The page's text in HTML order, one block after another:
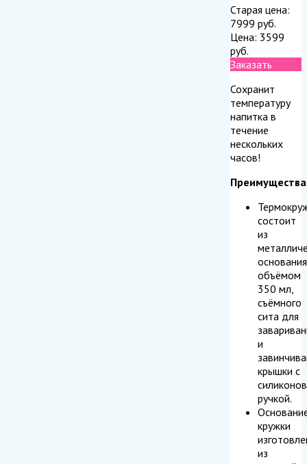
Старая цена:
7999 руб.
Цена: 3599
руб.
Заказать
Сохранит
температуру
напитка в
течение
нескольких
часов!
Преимущества
состоит
из
основания
объёмом
350 мл,
съёмного
сита для
и
крышки с
ручкой.
кружки
из